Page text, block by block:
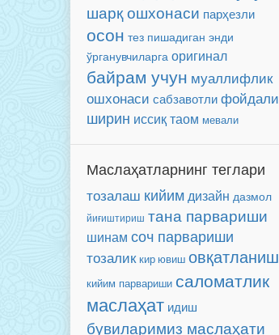
шарқ ошхонаси парҳезли
осон тез пишадиган энди
ўрганувчиларга оригинал
байрам учун муаллифлик
ошхонаси сабзавотлифойдали
ширин иссиқ таом мевали
Маслаҳатларнинг теглари
тозалаш кийимдизайн дазмол
йиғиштириш тана парвариши
шинам соч парвариши
тозалик кир ювиш овқатланиш
кийим парвариши саломатлик
маслаҳат идиш
бувиларимиз маслаҳати